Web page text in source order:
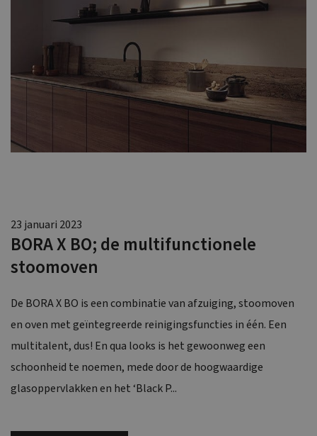
23 januari 2023
BORA X BO; de multifunctionele
stoomoven
De BORA X BO is een combinatie van afzuiging, stoomoven
en oven met geïntegreerde reinigingsfuncties in één. Een
multitalent, dus! En qua looks is het gewoonweg een
schoonheid te noemen, mede door de hoogwaardige
glasoppervlakken en het ‘Black P...